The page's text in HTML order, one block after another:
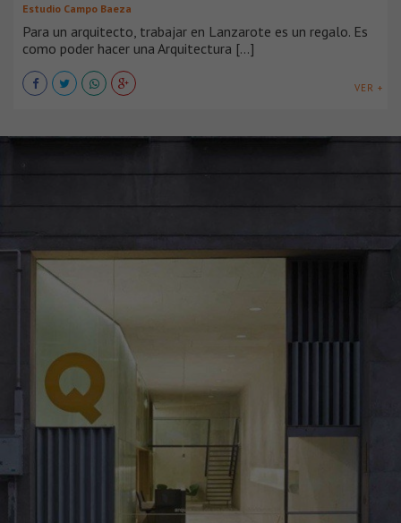
Estudio Campo Baeza
Para un arquitecto, trabajar en Lanzarote es un regalo. Es
como poder hacer una Arquitectura [...]
VER +